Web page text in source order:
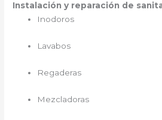
Instalación y reparación de
Inodoros
Lavabos
Regaderas
Mezcladoras